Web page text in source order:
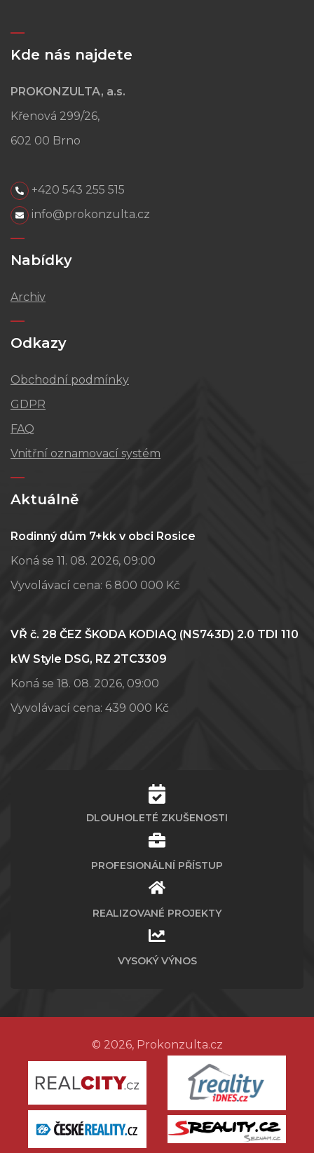
Kde nás najdete
PROKONZULTA, a.s.
Křenová 299/26,
602 00 Brno
+420 543 255 515
info@prokonzulta.cz
Nabídky
Archiv
Odkazy
Obchodní podmínky
GDPR
FAQ
Vnitřní oznamovací systém
Aktuálně
Rodinný dům 7+kk v obci Rosice
Koná se 11. 08. 2026, 09:00
Vyvolávací cena: 6 800 000 Kč
VŘ č. 28 ČEZ ŠKODA KODIAQ (NS743D) 2.0 TDI 110
kW Style DSG, RZ 2TC3309
Koná se 18. 08. 2026, 09:00
Vyvolávací cena: 439 000 Kč
DLOUHOLETÉ ZKUŠENOSTI
PROFESIONÁLNÍ PŘÍSTUP
REALIZOVANÉ PROJEKTY
VYSOKÝ VÝNOS
© 2026, Prokonzulta.cz